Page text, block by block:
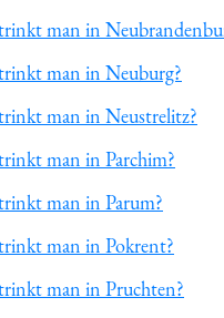
man in
man in Neuburg?
man in Neustrelitz?
man in Parchim?
man in Parum?
man in Pokrent?
man in Pruchten?